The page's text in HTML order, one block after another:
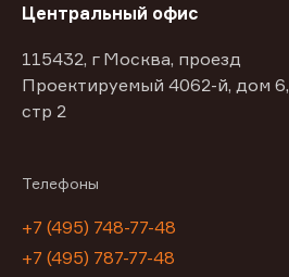
Центральный офис
115432, г Москва, проезд
Проектируемый 4062-й, дом 6,
стр 2
Телефоны
+7 (495) 748-77-48
+7 (495) 787-77-48